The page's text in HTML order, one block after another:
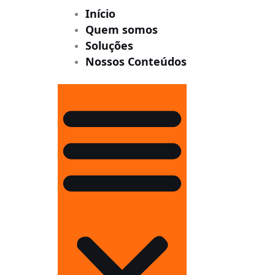
Início
Quem somos
Soluções
Nossos Conteúdos